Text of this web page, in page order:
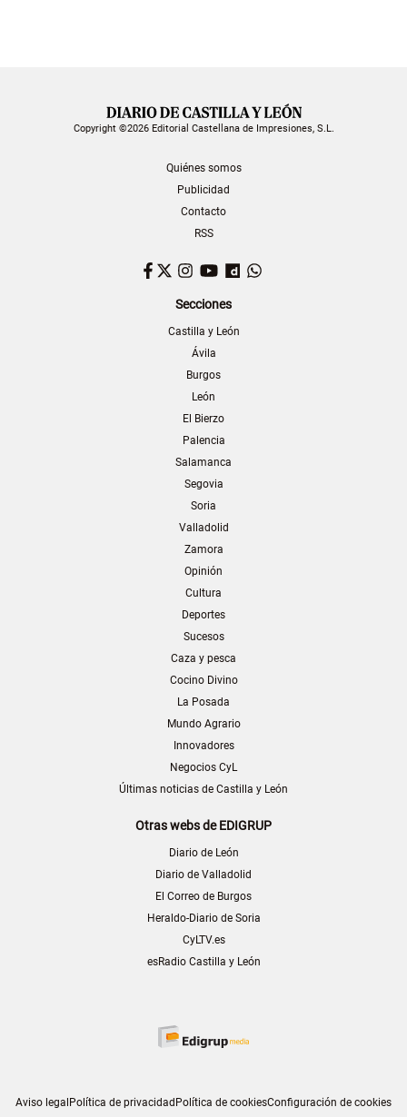
Copyright ©2026 Editorial Castellana de Impresiones, S.L.
Quiénes somos
Publicidad
Contacto
RSS
Facebook
TwitterInstagram
YouTubeDailymotion
Secciones
Castilla y León
Ávila
Burgos
León
El Bierzo
Palencia
Salamanca
Segovia
Soria
Valladolid
Zamora
Opinión
Cultura
Deportes
Sucesos
Caza y pesca
Cocino Divino
La Posada
Mundo Agrario
Innovadores
Negocios CyL
Últimas noticias de Castilla y León
Otras webs de EDIGRUP
Diario de León
Diario de Valladolid
El Correo de Burgos
Heraldo-Diario de Soria
CyLTV.es
esRadio Castilla y León
Aviso legal Política de privacidad Política de cookiesConfiguración de cookies